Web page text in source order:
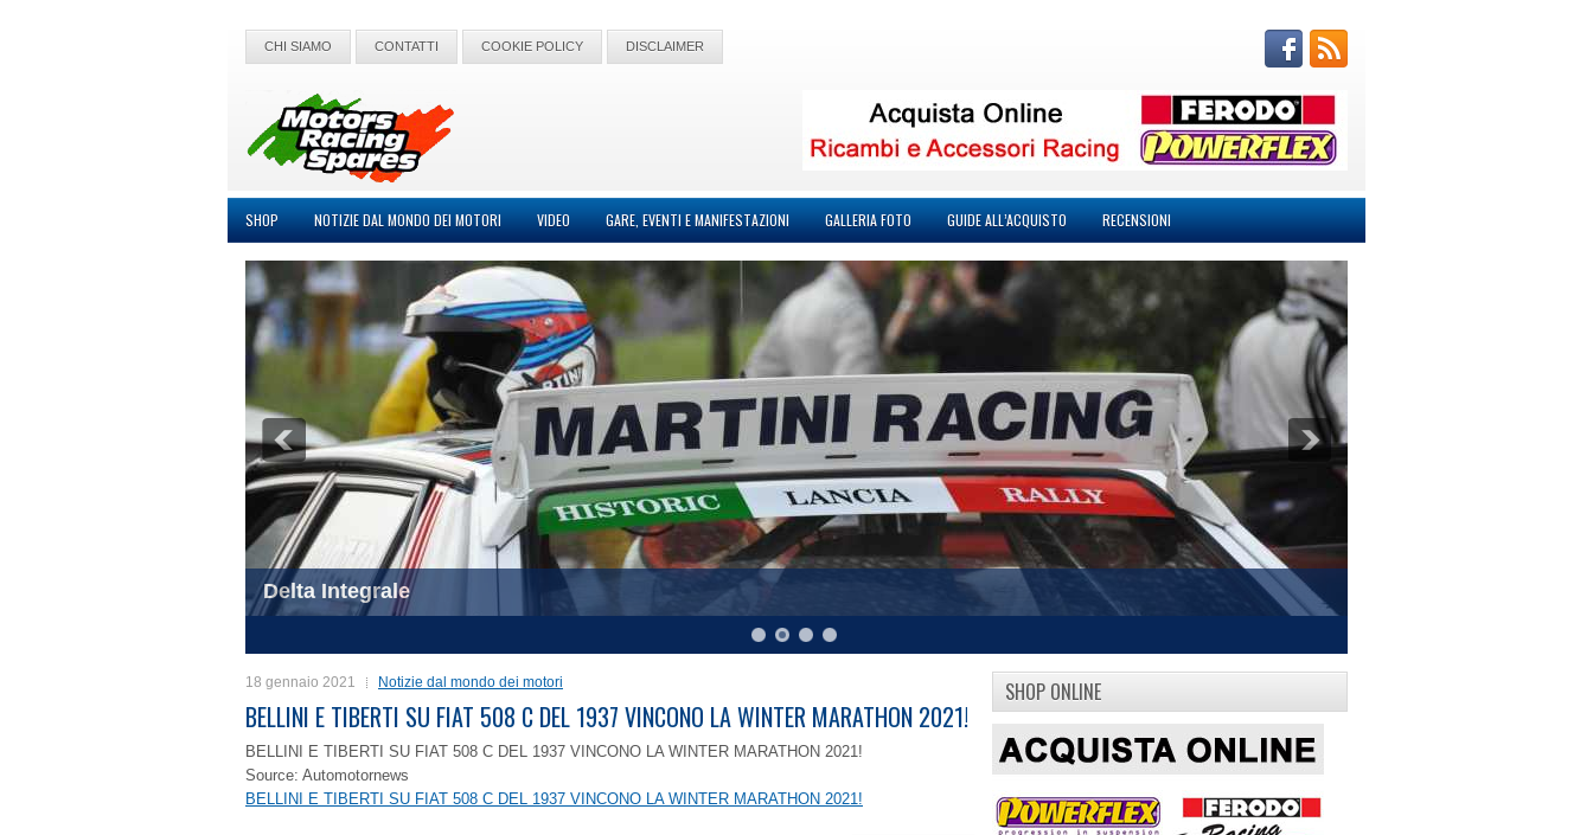
CHI SIAMO CONTATTI COOKIE POLICY DISCLAIMER
SHOP NOTIZIE DAL MONDO DEI MOTORI VIDEO GARE, EVENTI E MANIFESTAZIONI GALLERIA FOTO GUIDE ALL’ACQUISTO RECENSIONI
Delta Integrale
18 gennaio 2021 Notizie dal mondo dei motori
BELLINI E TIBERTI SU FIAT 508 C DEL 1937 VINCONO LA WINTER MARATHON 2021!
BELLINI E TIBERTI SU FIAT 508 C DEL 1937 VINCONO LA WINTER MARATHON 2021!
Source: Automotornews
BELLINI E TIBERTI SU FIAT 508 C DEL 1937 VINCONO LA WINTER MARATHON 2021!
SHOP ONLINE